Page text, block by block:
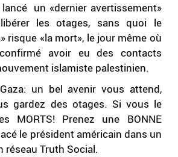
un «dernier avertissement»
les otages, sans quoi le
risque «la mort», le jour même où
avoir eu des contacts
islamiste palestinien.
un bel avenir vous attend,
gardez des otages. Si vous le
MORTS! Prenez une BONNE
le président américain dans un
réseau Truth Social.